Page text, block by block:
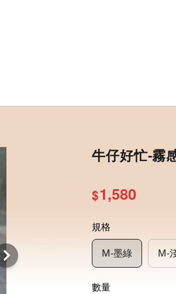
牛仔好忙-霧
$1,580
規格
M-墨綠 M-
數量